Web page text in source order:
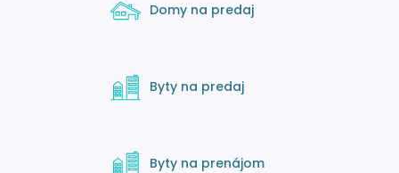
Domy na predaj
Byty na predaj
Byty na prenájom